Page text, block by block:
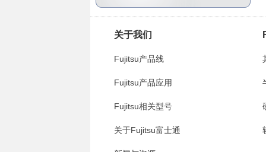
关于我们
Fujitsu产品线
Fujitsu产品应用
Fujitsu相关型号
关于Fujitsu富士通